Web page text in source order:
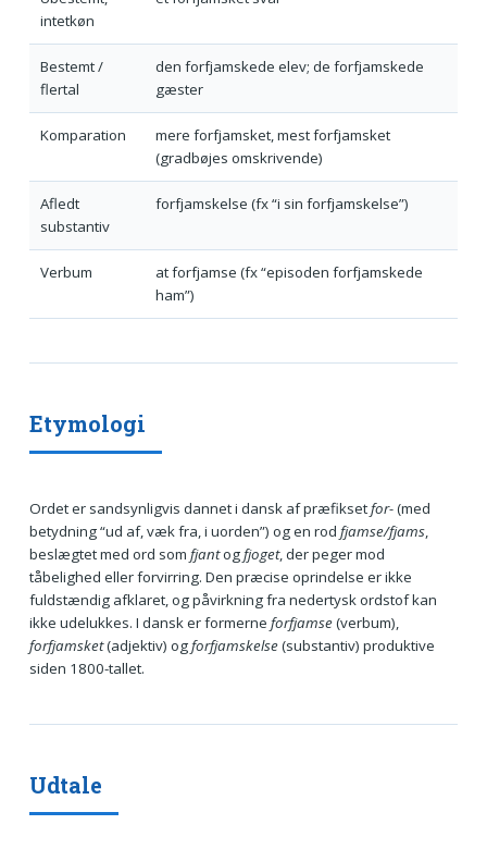
intetkøn
Bestemt /
flertal
den forfjamskede elev; de forfjamskede
gæster
Komparation
mere forfjamsket, mest forfjamsket
(gradbøjes omskrivende)
Afledt
substantiv
forfjamskelse (fx “i sin forfjamskelse”)
Verbum
at forfjamse (fx “episoden forfjamskede
ham”)
Etymologi
Ordet er sandsynligvis dannet i dansk af præfiksetfor-(med
betydning “ud af, væk fra, i uorden”) og en rod fjamse/fjams,
beslægtet med ord som fjantogfjoget, der peger mod
tåbelighed eller forvirring. Den præcise oprindelse er ikke
fuldstændig afklaret, og påvirkning fra nedertysk ordstof kan
ikke udelukkes. I dansk er formerne forfjamse(verbum),
forfjamsket(adjektiv) ogforfjamskelse(substantiv) produktive
siden 1800-tallet.
Udtale